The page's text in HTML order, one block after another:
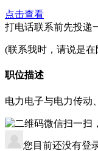
点击查看
打电话联系前先投递
(联系我时，请说是
职位描述
电力电子与电力传动
微信扫一扫
您目前还没有登